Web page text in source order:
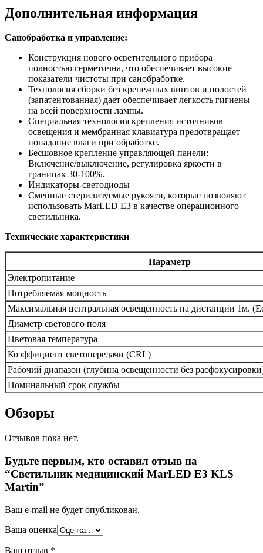
Дополнительная информация
Санобработка и управление:
Конструкция нового осветительного прибора
полностью герметична, что обеспечивает высокие
показатели чистоты при санобработке.
Технология сборки без крепежных винтов и полостей
(запатентованная) дает обеспечивает легкость гигиены
на всей поверхности лампы.
Специальная технология крепления источников
освещения и мембранная клавиатура предотвращает
попадание влаги при обработке.
Бесшовное крепление управляющей панели:
Включение/выключение, регулировка яркости в
границах 30-100%.
Индикаторы-светодиоды
Сменные стерилизуемые рукояти, которые позволяют
использовать MarLED E3 в качестве операционного
светильника.
Технические характеристики
Параметр
Электропитание
Потребляемая мощность
Максимальная центральная освещенность на дистанции 1м.
Диаметр светового поля
Цветовая температура
Коэффициент светопередачи (CRL)
Рабочий диапазон (глубина освещенности без
Номинальный срок службы
Обзоры
Отзывов пока нет.
Будьте первым, кто оставил отзыв на
“Светильник медицинский MarLED E3 KLS
Martin”
Ваш e-mail не будет опубликован.
Ваша оценка
Ваш отзыв *